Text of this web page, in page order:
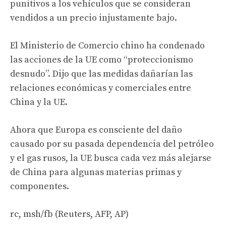
punitivos a los vehículos que se consideran
vendidos a un precio injustamente bajo.
El Ministerio de Comercio chino ha condenado
las acciones de la UE como “proteccionismo
desnudo”. Dijo que las medidas dañarían las
relaciones económicas y comerciales entre
China y la UE.
Ahora que Europa es consciente del daño
causado por su pasada dependencia del petróleo
y el gas rusos, la UE busca cada vez más alejarse
de China para algunas materias primas y
componentes.
rc, msh/fb (Reuters, AFP, AP)